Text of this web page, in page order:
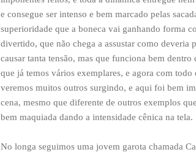
e consegue ser intenso e bem marcado pelas
superioridade que a boneca vai ganhando forma
divertido, que não chega a assustar como deveria
causar tanta tensão, mas que funciona bem dentro
que já temos vários exemplares, e agora com
veremos muitos outros surgindo, e aqui foi bem
cena, mesmo que diferente de outros exemplos
bem maquiada dando a intensidade cênica na tela.
No longa seguimos uma jovem garota chamada